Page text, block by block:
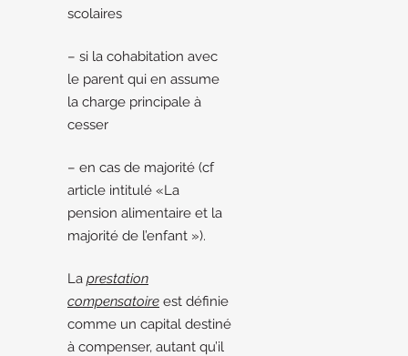
scolaires
– si la cohabitation avec
le parent qui en assume
la charge principale à
cesser
– en cas de majorité (cf
article intitulé «La
pension alimentaire et la
majorité de l’enfant »).
La prestation
compensatoire est définie
comme un capital destiné
à compenser, autant qu’il